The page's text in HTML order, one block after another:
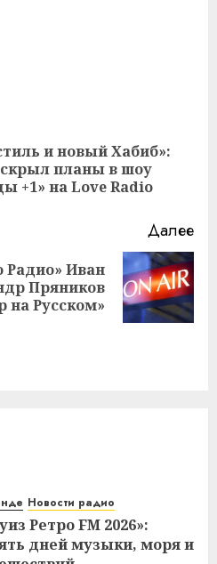
и новый Хабиб»:
планы в шоу
+1» на Love Radio
Далее
Радио» Иван
Пряников
на Русском»
Новости радио
Ретро FM 2026»:
дней музыки, моря и